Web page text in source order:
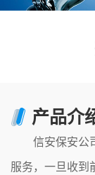
产品介
信安保安公司
服务，一旦收到